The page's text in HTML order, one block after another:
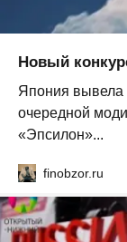
Новый
Япония вывела
очередной
«Эпсилон»...
finobzor.ru